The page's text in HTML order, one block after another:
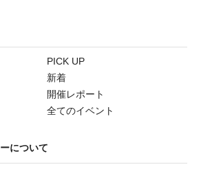
PICK UP
新着
開催レポート
全てのイベント
について